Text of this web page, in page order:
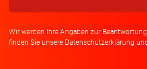
Wir werden Ihre Angaben zur
finden Sie unsere Datenschutzerklärung